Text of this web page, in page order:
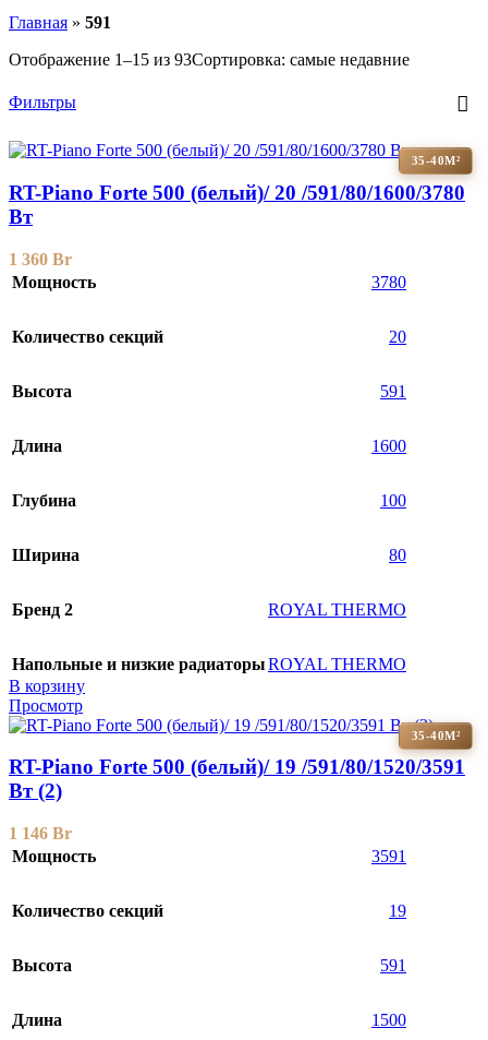
Главная » 591
Отображение 1–15 из 93Сортировка: самые недавние
Фильтры
35-40М²
RT-Piano Forte 500 (белый)/ 20 /591/80/1600/3780
Вт
1 360 Br
Мощность
3780
Количество секций 20
Высота 591
Длина 1600
Глубина 100
Ширина 80
Бренд 2 ROYAL THERMO
Напольные и низкие радиаторыROYAL THERMO
В корзину
Просмотр
35-40М²
RT-Piano Forte 500 (белый)/ 19 /591/80/1520/3591
Вт (2)
1 146 Br
Мощность
3591
Количество секций 19
Высота 591
Длина 1500